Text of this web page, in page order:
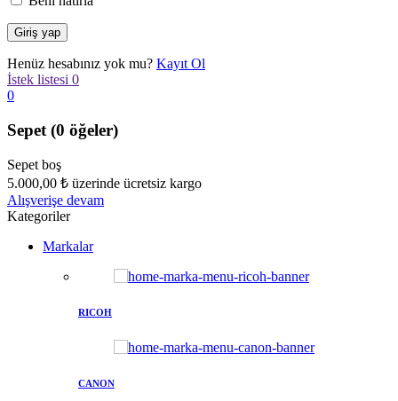
Henüz hesabınız yok mu? Kayıt Ol
İstek listesi 0
0
Sepet (0 öğeler)
Sepet boş
5.000,00 ₺ üzerinde ücretsiz kargo
Alışverişe devam
Kategoriler
Markalar
RICOH
CANON